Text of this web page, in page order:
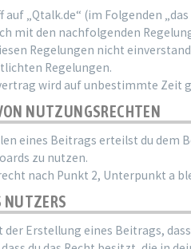
auf „Qtalk.de“ (im Folgenden
mit den nachfolgenden
Regelungen nicht
Regelungen.
wird auf unbestimmte Zeit
NUTZUNGSRECHTEN
eines Beitrags erteilst du dem
zu nutzen.
nach Punkt 2, Unterpunkt a
NUTZERS
der Erstellung eines Beitrags,